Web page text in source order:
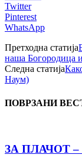
Twitter
Pinterest
WhatsApp
Претходна статија
наша Богородица
Следна статија
Наум)
ПОВРЗАНИ
ЗА ПЛАЧОТ –